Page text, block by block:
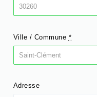
Ville / Commune *
Adresse